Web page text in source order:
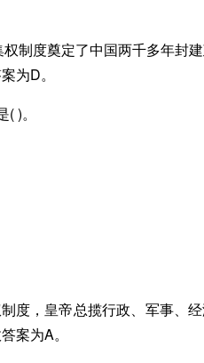
制度奠定了中国两千多年封
为D。
)。
度，皇帝总揽行政、军事、
案为A。